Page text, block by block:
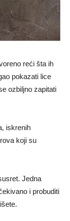
reći šta ih
pokazati lice
ozbiljno zapitati
iskrenih
koji su
Jedna
i probuditi